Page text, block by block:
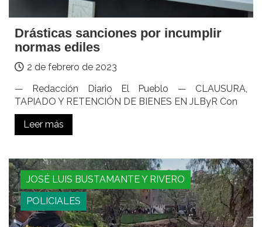
Drásticas sanciones por incumplir
normas ediles
2 de febrero de 2023
— Redacción Diario El Pueblo — CLAUSURA,
TAPIADO Y RETENCIÓN DE BIENES EN JLByR Con
Leer más
JOSÉ LUIS BUSTAMANTE Y RIVERO
POLICIALES